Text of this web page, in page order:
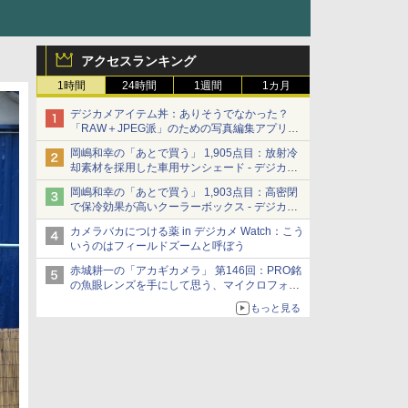
アクセスランキング
1時間 24時間 1週間 1カ月
デジカメアイテム丼：ありそうでなかった？
「RAW＋JPEG派」のための写真編集アプリ
カメラデフォルトのJPEGを大切にする
「Filmator」
岡嶋和幸の「あとで買う」 1,905点目：放射冷
却素材を採用した車用サンシェード - デジカメ
Watch
岡嶋和幸の「あとで買う」 1,903点目：高密閉
で保冷効果が高いクーラーボックス - デジカメ
Watch
カメラバカにつける薬 in デジカメ Watch：こう
いうのはフィールドズームと呼ぼう
赤城耕一の「アカギカメラ」 第146回：PRO銘
の魚眼レンズを手にして思う、マイクロフォー
もっと見る